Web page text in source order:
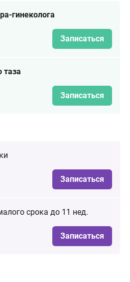
гинеколога
Записаться
таза
Записаться
Записаться
срока до 11 нед.
Записаться